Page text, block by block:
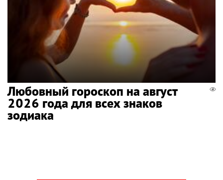
Любовный гороскоп на август
2026 года для всех знаков
зодиака